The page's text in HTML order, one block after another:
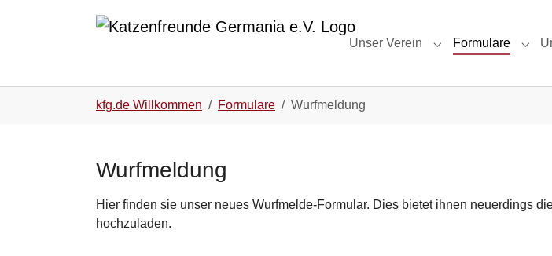
Unser Verein
Submenu for "Unser
Formulare
kfg.de Willkommen Formulare Wurfmeldung
Wurfmeldung
Hier finden sie unser neues Wurfmelde-Formular. Dies bietet ihnen neuerdings
hochzuladen.